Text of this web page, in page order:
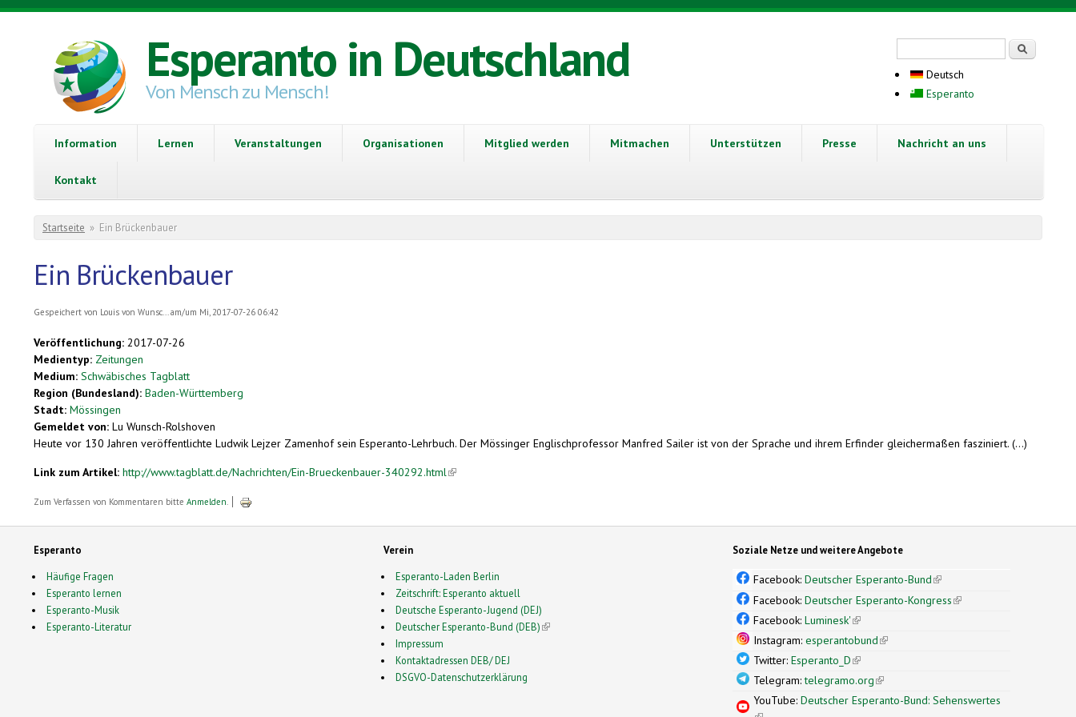
Direkt zum Inhalt
Esperanto in Deutschland
Von Mensch zu Mensch!
Deutsch
Esperanto
Information Lernen Veranstaltungen Organisationen Mitglied werden Mitmachen Unterstützen Presse Nachricht an uns
Kontakt
Sie sind hier
Startseite » Ein Brückenbauer
Ein Brückenbauer
Gespeichert von Louis von Wunsc...am/um Mi, 2017-07-26 06:42
Veröffentlichung: 2017-07-26
Medientyp: Zeitungen
Medium: Schwäbisches Tagblatt
Region (Bundesland): Baden-Württemberg
Stadt: Mössingen
Gemeldet von: Lu Wunsch-Rolshoven
Heute vor 130 Jahren veröffentlichte Ludwik Lejzer Zamenhof sein Esperanto-Lehrbuch. Der Mössinger Englischprofessor Manfred Sailer ist von der Sprache und ihrem Erfinder gleichermaßen fasziniert. (...)
Link zum Artikel: http://www.tagblatt.de/Nachrichten/Ein-Brueckenbauer-340292.html(link is external)
Zum Verfassen von Kommentaren bitte Anmelden.
Esperanto
Häufige Fragen
Esperanto lernen
Esperanto-Musik
Esperanto-Literatur
Verein
Esperanto-Laden Berlin
Zeitschrift: Esperanto aktuell
Deutsche Esperanto-Jugend (DEJ)
Deutscher Esperanto-Bund (DEB)(link is external)
Impressum
Kontaktadressen DEB/ DEJ
DSGVO-Datenschutzerklärung
Soziale Netze und weitere Angebote
Facebook:Deutscher Esperanto-Bund(link is external)
Facebook:Deutscher Esperanto-Kongress(link is external)
Facebook:Luminesk'(link is external)
Instagram:esperantobund(link is external)
Twitter:Esperanto_D(link is external)
Telegram:telegramo.org(link is external)
YouTube:Deutscher Esperanto-Bund: Sehenswertes